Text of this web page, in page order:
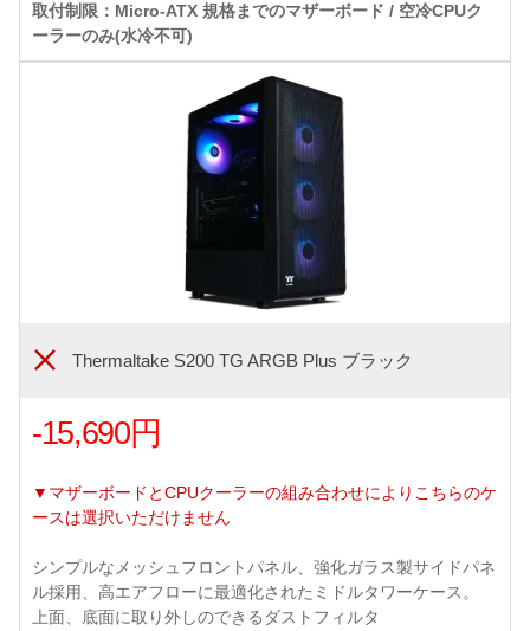
取付制限：Micro-ATX 規格までのマザーボード / 空冷CPUク
ーラーのみ(水冷不可)
Thermaltake S200 TG ARGB Plus ブラック
-15,690円
▼マザーボードとCPUクーラーの組み合わせによりこちらのケ
ースは選択いただけません
シンプルなメッシュフロントパネル、強化ガラス製サイドパネ
ル採用、高エアフローに最適化されたミドルタワーケース。
上面、底面に取り外しのできるダストフィルタ